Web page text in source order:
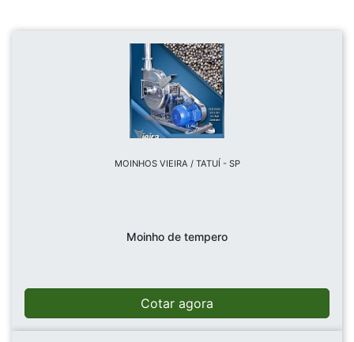
MOINHOS VIEIRA / TATUÍ - SP
Moinho de tempero
Cotar agora